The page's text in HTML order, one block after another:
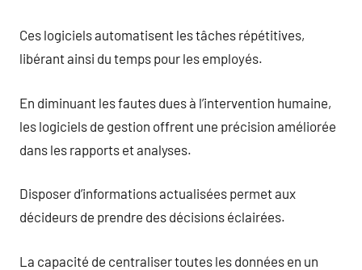
Ces logiciels automatisent les tâches répétitives,
libérant ainsi du temps pour les employés.
En diminuant les fautes dues à l’intervention humaine,
les logiciels de gestion offrent une précision améliorée
dans les rapports et analyses.
Disposer d’informations actualisées permet aux
décideurs de prendre des décisions éclairées.
La capacité de centraliser toutes les données en un